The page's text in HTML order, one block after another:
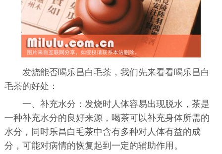
发烧能否喝乐昌白毛茶，我们先来看看喝乐昌白
毛茶的好处：
一、补充水分：发烧时人体容易出现脱水，茶是
一种补充水分的良好来源，喝茶可以补充身体所需的
水分，同时乐昌白毛茶中含有多种对人体有益的成
分，可能对病情的恢复起到一定的辅助作用。